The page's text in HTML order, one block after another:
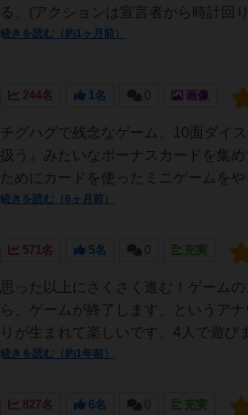
る。(アクションは宣言者から時計回
続きを読む（約1ヶ月前）
244名 1名 0 画像
チグハグで残念なゲーム。10面ダイ
扱う』みたいなボーナスカードを集
ためにカードを使ったミニゲームを
続きを読む（6ヶ月前）
571名 5名 0 充実
思った以上にさくさく進む！ゲーム
ら、ゲームが終了します、というア
りが生まれて楽しいです。4人で遊
続きを読む（約1年前）
827名 6名 0 充実